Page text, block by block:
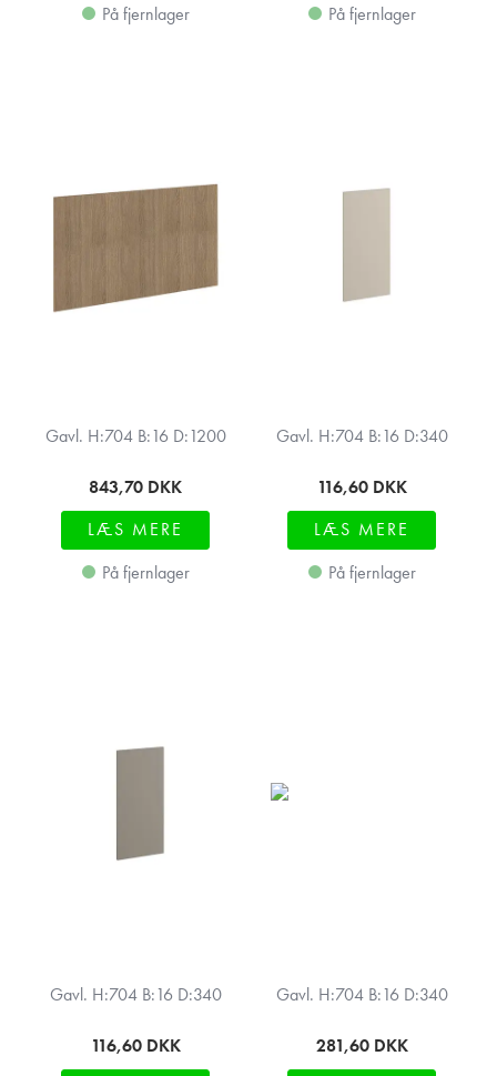
På fjernlager
På fjernlager
Gavl. H:704 B:16 D:1200
843,70 DKK
LÆS MERE
På fjernlager
Gavl. H:704 B:16 D:340
116,60 DKK
LÆS MERE
På fjernlager
Gavl. H:704 B:16 D:340
116,60 DKK
Gavl. H:704 B:16 D:340
281,60 DKK